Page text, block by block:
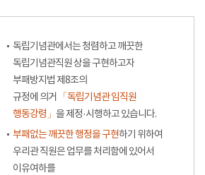
독립기념관에서는 청렴하고 깨끗한
독립기념관직원 상을 구현하고자
부패방지법 제8조의
규정에 의거
「독립기념관 임직원
행동강령」 을 제정·시행하고 있습니다.
부패없는 깨끗한 행정을 구현하기 위하여
우리관 직원은 업무를 처리함에 있어서
이유여하를